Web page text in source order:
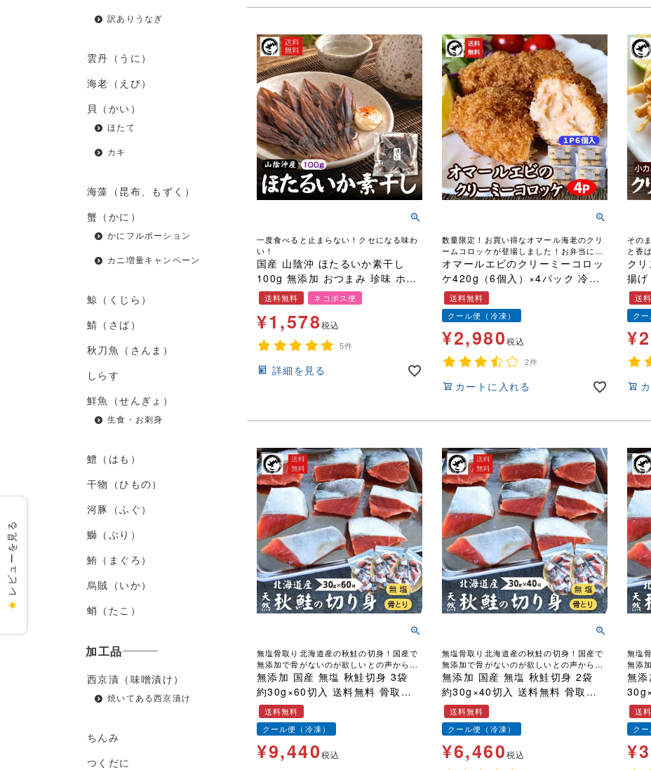
訳ありうなぎ
雲丹（うに）
海老（えび）
貝（かい）
ほたて
カキ
海藻（昆布、もずく）
蟹（かに）
かにフルポーション
カニ増量キャンペーン
鯨（くじら）
鯖（さば）
秋刀魚（さんま）
しらす
鮮魚（せんぎょ）
生食・お刺身
鱧（はも）
干物（ひもの）
河豚（ふぐ）
鰤（ぶり）
鮪（まぐろ）
烏賊（いか）
蛸（たこ）
加工品
西京漬（味噌漬け）
焼いてある西京漬け
ちんみ
つくだに
一度食べると止まらない！クセになる味わ
い！
国産 山陰沖 ほたるいか素干し
100g 無添加 おつまみ 珍味 ホタ
ルイカ ほたるいか 国産 送料無料
ネコポス便
送料無料 ネコポス便
¥1,578税込
5件
詳細を見る
数量限定！お買い得なオマール海老のクリ
ームコロッケが登場しました！お弁当にも
最適！
オマールエビのクリーミーコロッ
ケ420g（6個入）×4パック 冷凍
天然 海老 えび エビ 業務用 手土
産 お弁当
送料無料
クール便（冷凍）
¥2,980税込
2件
カートに入れる
その
と香
す！
ク
揚
カ送
クー
¥
無塩骨取り北海道産の秋鮭の切身！国産で
無添加で骨がないのが欲しいとの声から誕
生しました！
無添加 国産 無塩 秋鮭切身 3袋
約30g×60切入 送料無料 骨取り
骨なし 天然 魚 鮭 さけ サケ 焼く
だけ そのまま使える お弁当 スト
ック
送料無料
クール便（冷凍）
¥9,440税込
無塩骨取り北海道産の秋鮭の切身！国産で
無添加で骨がないのが欲しいとの声から誕
生しました！
無添加 国産 無塩 秋鮭切身 2袋
約30g×40切入 送料無料 骨取り
骨なし 天然 魚 鮭 さけ サケ 焼く
だけ そのまま使える お弁当 スト
ック
送料無料
クール便（冷凍）
¥6,460税込
無塩
無添
生し
無添加 国
なし 天然 魚
け その
ク
送
クー
¥
★
レビューを見る